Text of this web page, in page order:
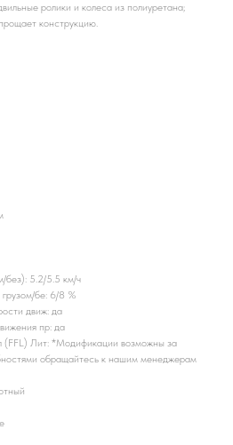
ролики и колеса из полиуретана;
конструкцию.
без): 5.2/5.5 км/ч
бе: 6/8 %
движ: да
пр: да
(FFL) Лит: *Модификации возможны за
обращайтесь к нашим менеджерам